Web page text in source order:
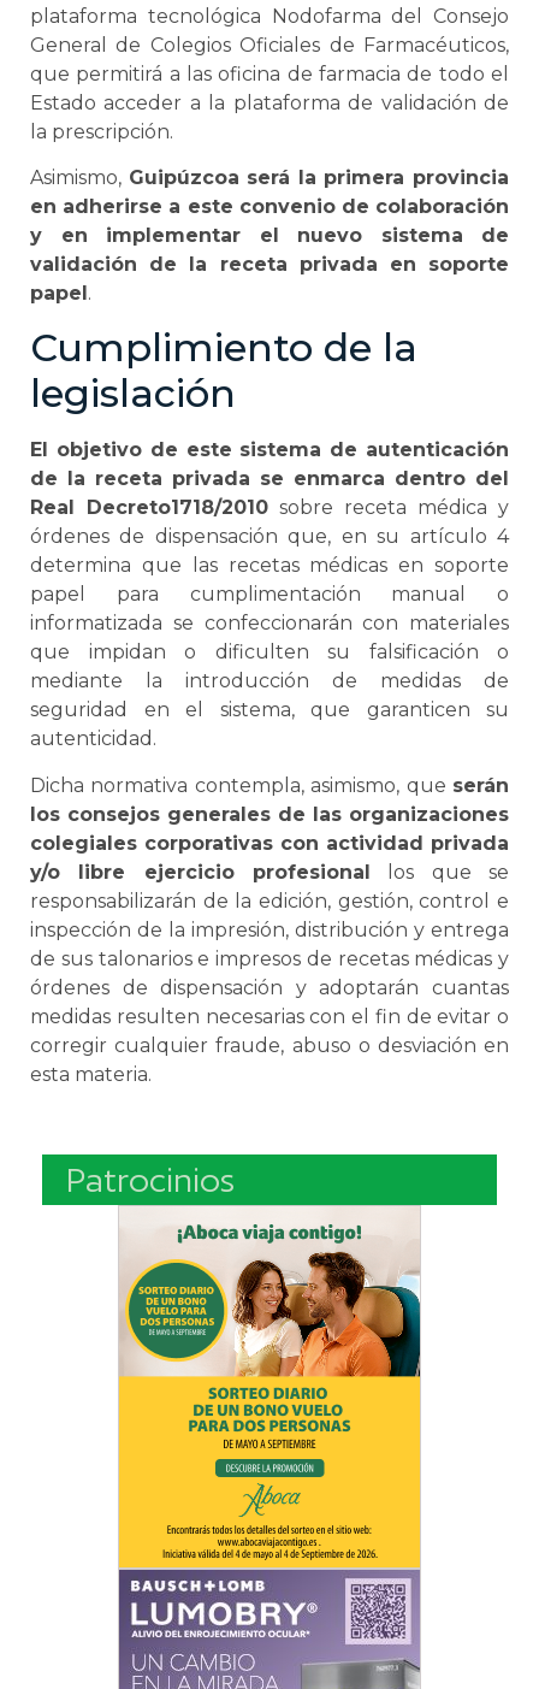
plataforma tecnológica Nodofarma del Consejo
General de Colegios Oficiales de Farmacéuticos,
que permitirá a las oficina de farmacia de todo el
Estado acceder a la plataforma de validación de
la prescripción.
Asimismo, Guipúzcoa será la primera provincia
en adherirse a este convenio de colaboración
y en implementar el nuevo sistema de
validación de la receta privada en soporte
papel.
Cumplimiento de la
legislación
El objetivo de este sistema de autenticación
de la receta privada se enmarca dentro del
Real Decreto1718/2010 sobre receta médica y
órdenes de dispensación que, en su artículo 4
determina que las recetas médicas en soporte
papel para cumplimentación manual o
informatizada se confeccionarán con materiales
que impidan o dificulten su falsificación o
mediante la introducción de medidas de
seguridad en el sistema, que garanticen su
autenticidad.
Dicha normativa contempla, asimismo, que serán
los consejos generales de las organizaciones
colegiales corporativas con actividad privada
y/o libre ejercicio profesional los que se
responsabilizarán de la edición, gestión, control e
inspección de la impresión, distribución y entrega
de sus talonarios e impresos de recetas médicas y
órdenes de dispensación y adoptarán cuantas
medidas resulten necesarias con el fin de evitar o
corregir cualquier fraude, abuso o desviación en
esta materia.
Patrocinios